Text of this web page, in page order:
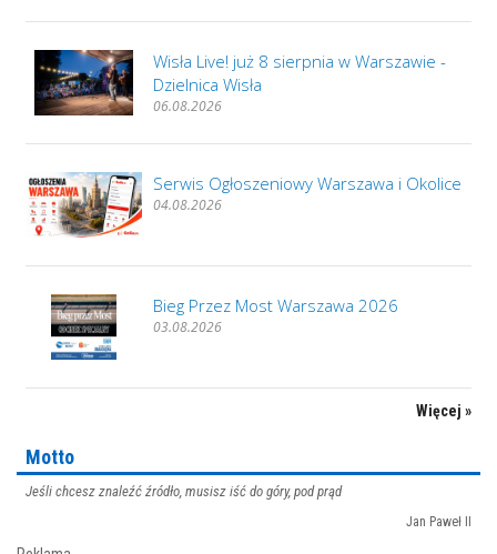
Wisła Live! już 8 sierpnia w Warszawie -
Dzielnica Wisła
06.08.2026
Serwis Ogłoszeniowy Warszawa i Okolice
04.08.2026
Bieg Przez Most Warszawa 2026
03.08.2026
Więcej »
Motto
Jeśli chcesz znaleźć źródło, musisz iść do góry, pod prąd
Jan Paweł II